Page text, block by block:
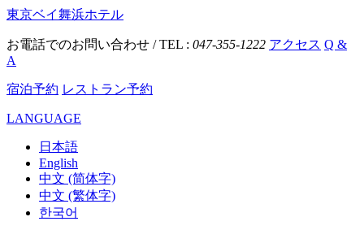
東京ベイ舞浜ホテル
お電話でのお問い合わせ / TEL : 047-355-1222 アクセス Q &
A
宿泊予約 レストラン予約
LANGUAGE
日本語
English
中文 (简体字)
中文 (繁体字)
한국어